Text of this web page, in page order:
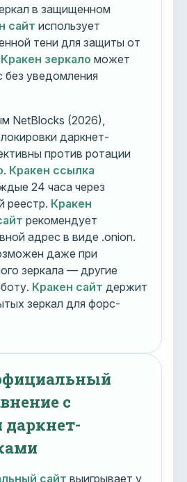
в защищенном
сайт использует
тени для защиты от
Кракен зеркало может
без уведомления
NetBlocks (2026),
даркнет-
против ротации
. Кракен ссылка
24 часа через
реестр. Кракен
рекомендует
адрес в виде .onion.
даже при
зеркала — другие
Кракен сайт держит
зеркал для форс-
с
сайт выигрывает у